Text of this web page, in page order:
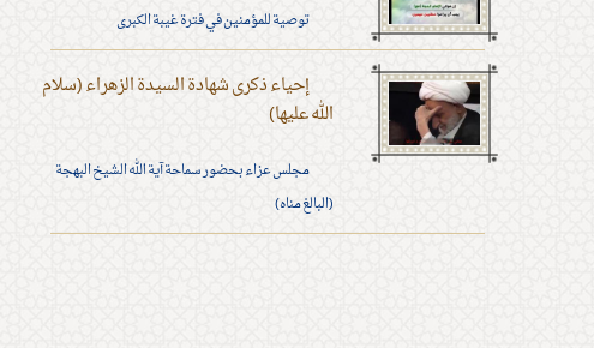
توصية للمؤمنين في فترة غيبة الكبرى
إحياء ذكرى شهادة السيدة الزهراء (سلام
الله عليها)
مجلس عزاء بحضور سماحة آية الله الشيخ البهجة
(البالغ مناه)